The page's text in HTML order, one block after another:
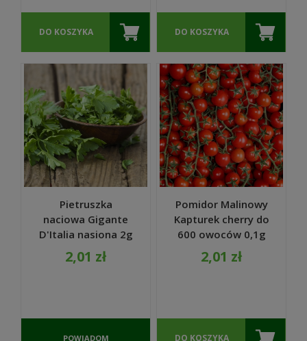
DO KOSZYKA DO KOSZYKA
Pietruszka
naciowa Gigante
D'Italia nasiona 2g
- TORAF
2,01 zł
POWIADOM
Pomidor Malinowy
Kapturek cherry do
600 owoców 0,1g
nasiona TORSEED
2,01 zł
DO KOSZYKA